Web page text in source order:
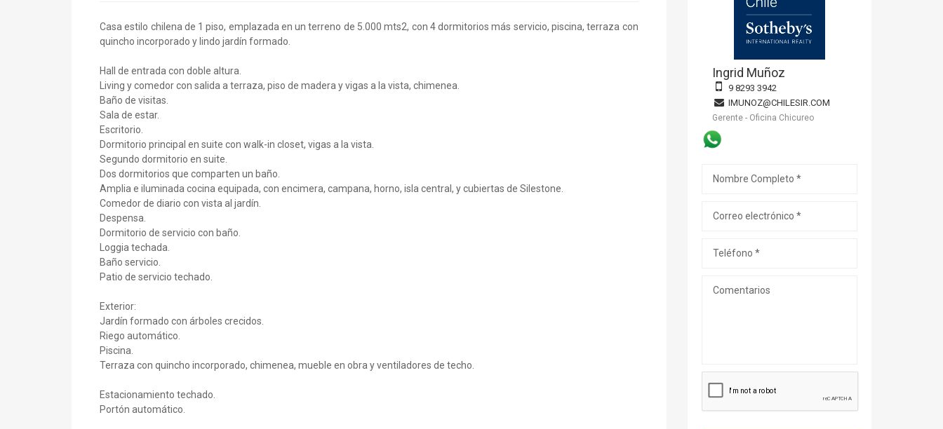
Casa estilo chilena de 1 piso, emplazada en un terreno de 5.000 mts2, con 4 dormitorios más servicio, piscina, terraza con
quincho incorporado y lindo jardín formado.
Hall de entrada con doble altura.
Living y comedor con salida a terraza, piso de madera y vigas a la vista, chimenea.
Baño de visitas.
Sala de estar.
Escritorio.
Dormitorio principal en suite con walk-in closet, vigas a la vista.
Segundo dormitorio en suite.
Dos dormitorios que comparten un baño.
Amplia e iluminada cocina equipada, con encimera, campana, horno, isla central, y cubiertas de Silestone.
Comedor de diario con vista al jardín.
Despensa.
Dormitorio de servicio con baño.
Loggia techada.
Baño servicio.
Patio de servicio techado.
Exterior:
Jardín formado con árboles crecidos.
Riego automático.
Piscina.
Terraza con quincho incorporado, chimenea, mueble en obra y ventiladores de techo.
Estacionamiento techado.
Portón automático.
Ingrid Muñoz
9 8293 3942
IMUNOZ@CHILESIR.COM
Gerente - Oficina Chicureo